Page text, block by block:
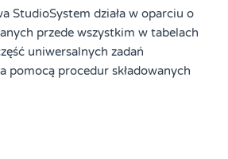
StudioSystem działa w oparciu o
przede wszystkim w tabelach
uniwersalnych zadań
pomocą procedur składowanych